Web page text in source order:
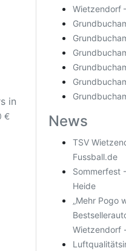
in
€
Wietzendorf
News
TSV
Fussball.de
Sommerfest
Heide
„Mehr Pogo
Wietzendorf